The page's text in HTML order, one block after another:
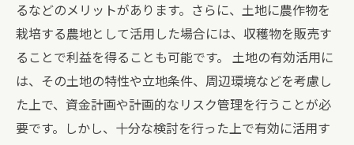
るなどのメリットがあります。さらに、土地に農作物を
栽培する農地として活用した場合には、収穫物を販売す
ることで利益を得ることも可能です。 土地の有効活用に
は、その土地の特性や立地条件、周辺環境などを考慮し
た上で、資金計画や計画的なリスク管理を行うことが必
要です。しかし、十分な検討を行った上で有効に活用す